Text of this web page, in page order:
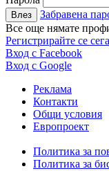
Забравена
Все още нямате
Регистрирайте се сега
Вход с Facebook
Вход с Google
Реклама
Контакти
Общи условия
Европроект
Политика за
Политика за